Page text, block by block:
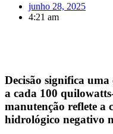
junho 28, 2025
4:21 am
Decisão significa
a cada 100
manutenção reflete a
hidrológico negativo